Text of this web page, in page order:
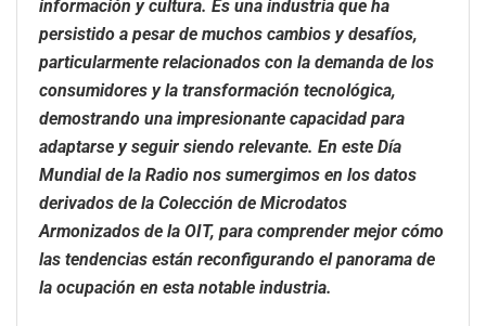
información y cultura. Es una industria que ha
persistido a pesar de muchos cambios y desafíos,
particularmente relacionados con la demanda de los
consumidores y la transformación tecnológica,
demostrando una impresionante capacidad para
adaptarse y seguir siendo relevante. En este Día
Mundial de la Radio nos sumergimos en los datos
derivados de la Colección de Microdatos
Armonizados de la OIT, para comprender mejor cómo
las tendencias están reconfigurando el panorama de
la ocupación en esta notable industria.